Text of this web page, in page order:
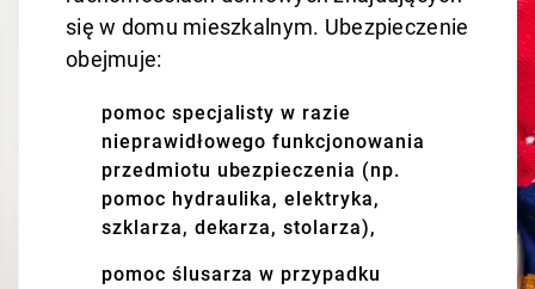
się w domu mieszkalnym. Ubezpieczenie
obejmuje:
pomoc specjalisty w razie
nieprawidłowego funkcjonowania
przedmiotu ubezpieczenia (np.
pomoc hydraulika, elektryka,
szklarza, dekarza, stolarza),
pomoc ślusarza w przypadku